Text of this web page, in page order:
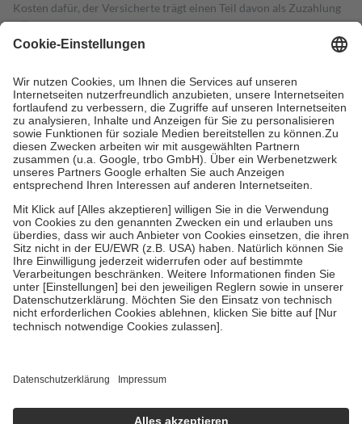
Kosten dafür, der Versicherte trägt einen Teil davon als Zuzahlung
mit.
Grundsätzlich leisten Mitglieder Zuzahlungen in Höhe von zehn
höchstens zehn Euro.
Es sind jedoch nie mehr als die tatsächlichen
Kosten der Leistung zu entrichten.
Diese Regeln gelten grundsätzlich auch für Online-Apotheken.
Bei Heilmitteln und häuslicher Krankenpflege beträgt die
Zuzahlung zehn Prozent der Kosten sowie zehn Euro je
Verordnung.
Um das Engagement der Versicherten für ihre eigene Gesundheit zu
stärken und die besondere Stellung der Familie zu unterstützen,
fallenkeine Zuzahlungenan bei:
• Kindern und Jugendlichen bis zum vollendeten 18. Lebensjahr
mit Ausnahme der Fahrkosten
• Untersuchungen zur Vorsorge und Früherkennung, die von der
GKV getragen werden
• empfohlenen Schutzimpfungen
• Harn- und Blutteststreifen
getroffen, um sicherzustellen, dass es sich um echte Bewertungen
https://help.etrusted.com/hc/de/articles/4419944605341